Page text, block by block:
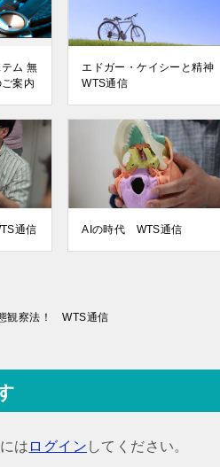
ム 無
案内
エドガー・ケイシーと精神
WTS通信
通信 AIの時代 WTS通信
観察法！ WTS通信
は ログイン してください。